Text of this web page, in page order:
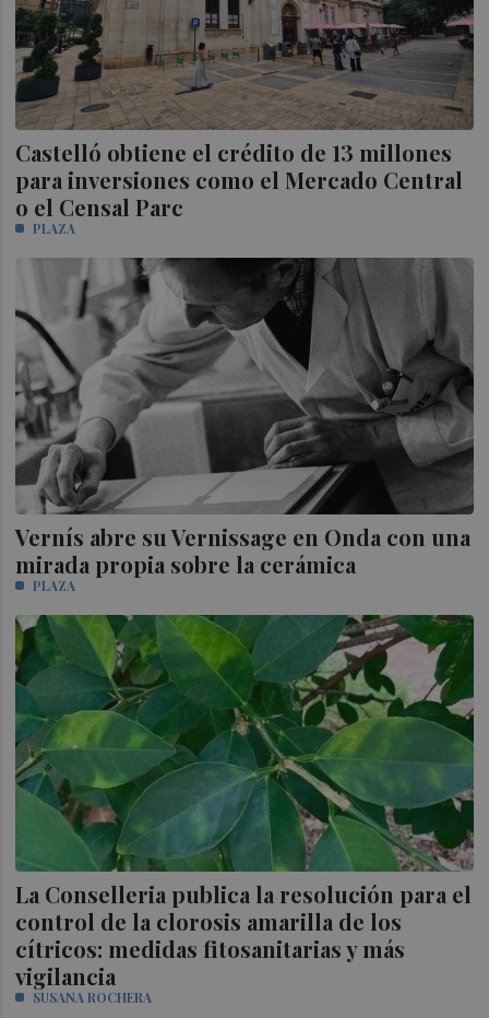
Castelló obtiene el crédito de 13 millones
para inversiones como el Mercado Central
o el Censal Parc
PLAZA
Vernís abre su Vernissage en Onda con una
mirada propia sobre la cerámica
PLAZA
La Conselleria publica la resolución para el
control de la clorosis amarilla de los
cítricos: medidas fitosanitarias y más
vigilancia
SUSANA ROCHERA